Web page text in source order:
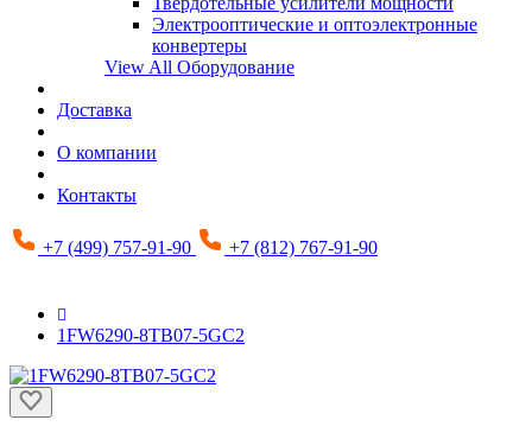
Электрооптические и оптоэлектронные
конвертеры
View All Оборудование
Доставка
О компании
Контакты
+7 (499) 757-91-90 +7 (812) 767-91-90
1FW6290-8TB07-5GC2